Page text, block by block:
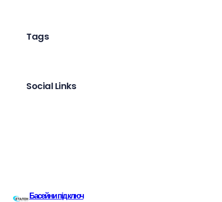
Tags
Social Links
Басейни під ключ